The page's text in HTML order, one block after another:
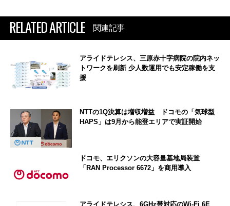
RELATED ARTICLE 関連記事
アライドテレシス、三原赤十字病院の院内ネッ
トワークを刷新 少人数運用でも安定稼働を支
援
NTTの1Q決算は増収増益 ドコモの「気球型
HAPS」は9月から能登エリアで実証開始
ドコモ、エリクソンの大容量基地局装置
「RAN Processor 6672」を商用導入
アライドテレシス、6GHz帯対応のWi-Fi 6E